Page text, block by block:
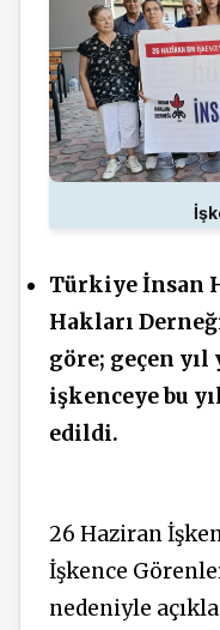
Türkiye İnsan
Hakları
göre; geçen yıl
işkenceye bu
edildi.
26 Haziran
İşkence
nedeniyle